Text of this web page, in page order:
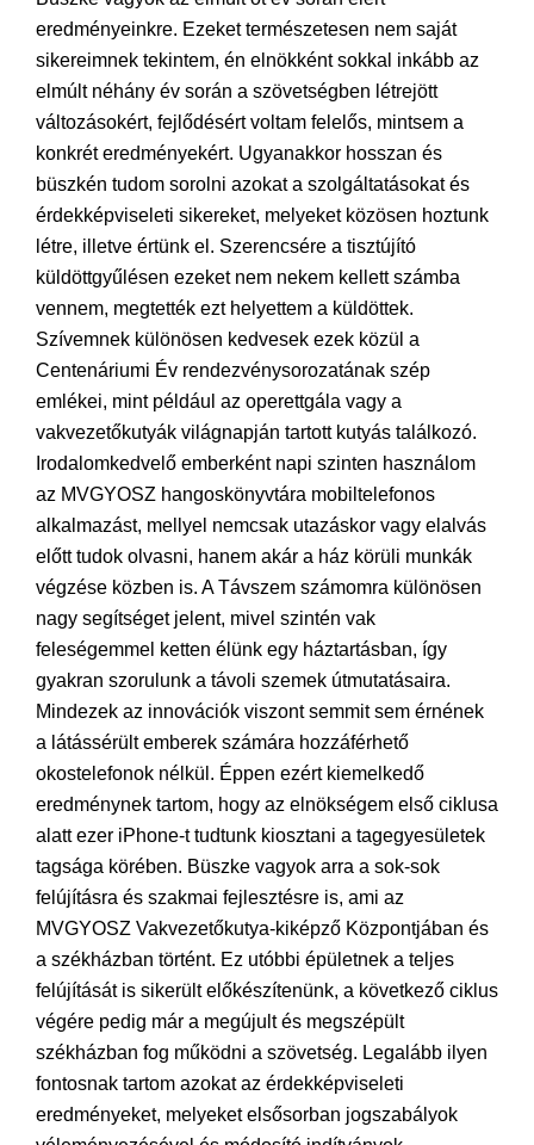
eredményeinkre. Ezeket természetesen nem saját
sikereimnek tekintem, én elnökként sokkal inkább az
elmúlt néhány év során a szövetségben létrejött
változásokért, fejlődésért voltam felelős, mintsem a
konkrét eredményekért. Ugyanakkor hosszan és
büszkén tudom sorolni azokat a szolgáltatásokat és
érdekképviseleti sikereket, melyeket közösen hoztunk
létre, illetve értünk el. Szerencsére a tisztújító
küldöttgyűlésen ezeket nem nekem kellett számba
vennem, megtették ezt helyettem a küldöttek.
Szívemnek különösen kedvesek ezek közül a
Centenáriumi Év rendezvénysorozatának szép
emlékei, mint például az operettgála vagy a
vakvezetőkutyák világnapján tartott kutyás találkozó.
Irodalomkedvelő emberként napi szinten használom
az MVGYOSZ hangoskönyvtára mobiltelefonos
alkalmazást, mellyel nemcsak utazáskor vagy elalvás
előtt tudok olvasni, hanem akár a ház körüli munkák
végzése közben is. A Távszem számomra különösen
nagy segítséget jelent, mivel szintén vak
feleségemmel ketten élünk egy háztartásban, így
gyakran szorulunk a távoli szemek útmutatásaira.
Mindezek az innovációk viszont semmit sem érnének
a látássérült emberek számára hozzáférhető
okostelefonok nélkül. Éppen ezért kiemelkedő
eredménynek tartom, hogy az elnökségem első ciklusa
alatt ezer iPhone-t tudtunk kiosztani a tagegyesületek
tagsága körében. Büszke vagyok arra a sok-sok
felújításra és szakmai fejlesztésre is, ami az
MVGYOSZ Vakvezetőkutya-kiképző Központjában és
a székházban történt. Ez utóbbi épületnek a teljes
felújítását is sikerült előkészítenünk, a következő ciklus
végére pedig már a megújult és megszépült
székházban fog működni a szövetség. Legalább ilyen
fontosnak tartom azokat az érdekképviseleti
eredményeket, melyeket elsősorban jogszabályok